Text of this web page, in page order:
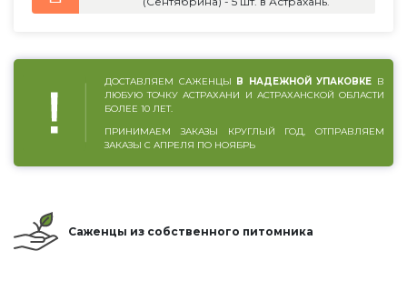
ДОСТАВЛЯЕМ САЖЕНЦЫ В НАДЕЖНОЙ УПАКОВКЕ В
ЛЮБУЮ ТОЧКУ АСТРАХАНИ И АСТРАХАНСКОЙ ОБЛАСТИ
БОЛЕЕ 10 ЛЕТ.
ПРИНИМАЕМ ЗАКАЗЫ КРУГЛЫЙ ГОД, ОТПРАВЛЯЕМ
ЗАКАЗЫ С АПРЕЛЯ ПО НОЯБРЬ
Саженцы из собственного питомника